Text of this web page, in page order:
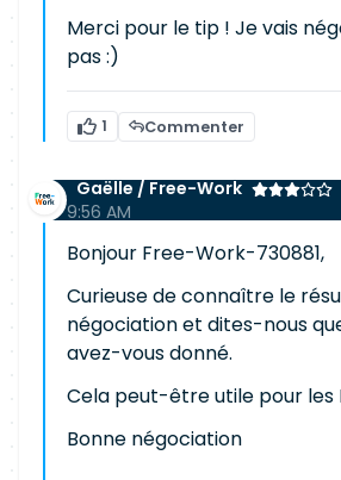
Merci pour le tip ! Je vais
pas :)
1 Commenter
Gaëlle / Free-Work
9:56 AM
Bonjour Free-Work-730881,
Curieuse de connaître le
négociation et dites-nous
avez-vous donné.
Cela peut-être utile pour
Bonne négociation